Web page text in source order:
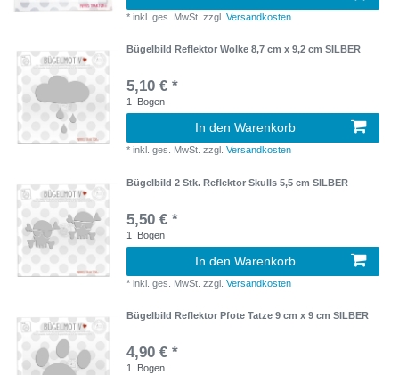
*inkl. ges. MwSt. zzgl.Versandkosten
Bügelbild Reflektor Wolke 8,7 cm x 9,2 cm SILBER
5,10 € *
1 Bogen
In den Warenkorb
*inkl. ges. MwSt. zzgl.Versandkosten
Bügelbild 2 Stk. Reflektor Skulls 5,5 cm SILBER
5,50 € *
1 Bogen
In den Warenkorb
*inkl. ges. MwSt. zzgl.Versandkosten
Bügelbild Reflektor Pfote Tatze 9 cm x 9 cm SILBER
4,90 € *
1 Bogen